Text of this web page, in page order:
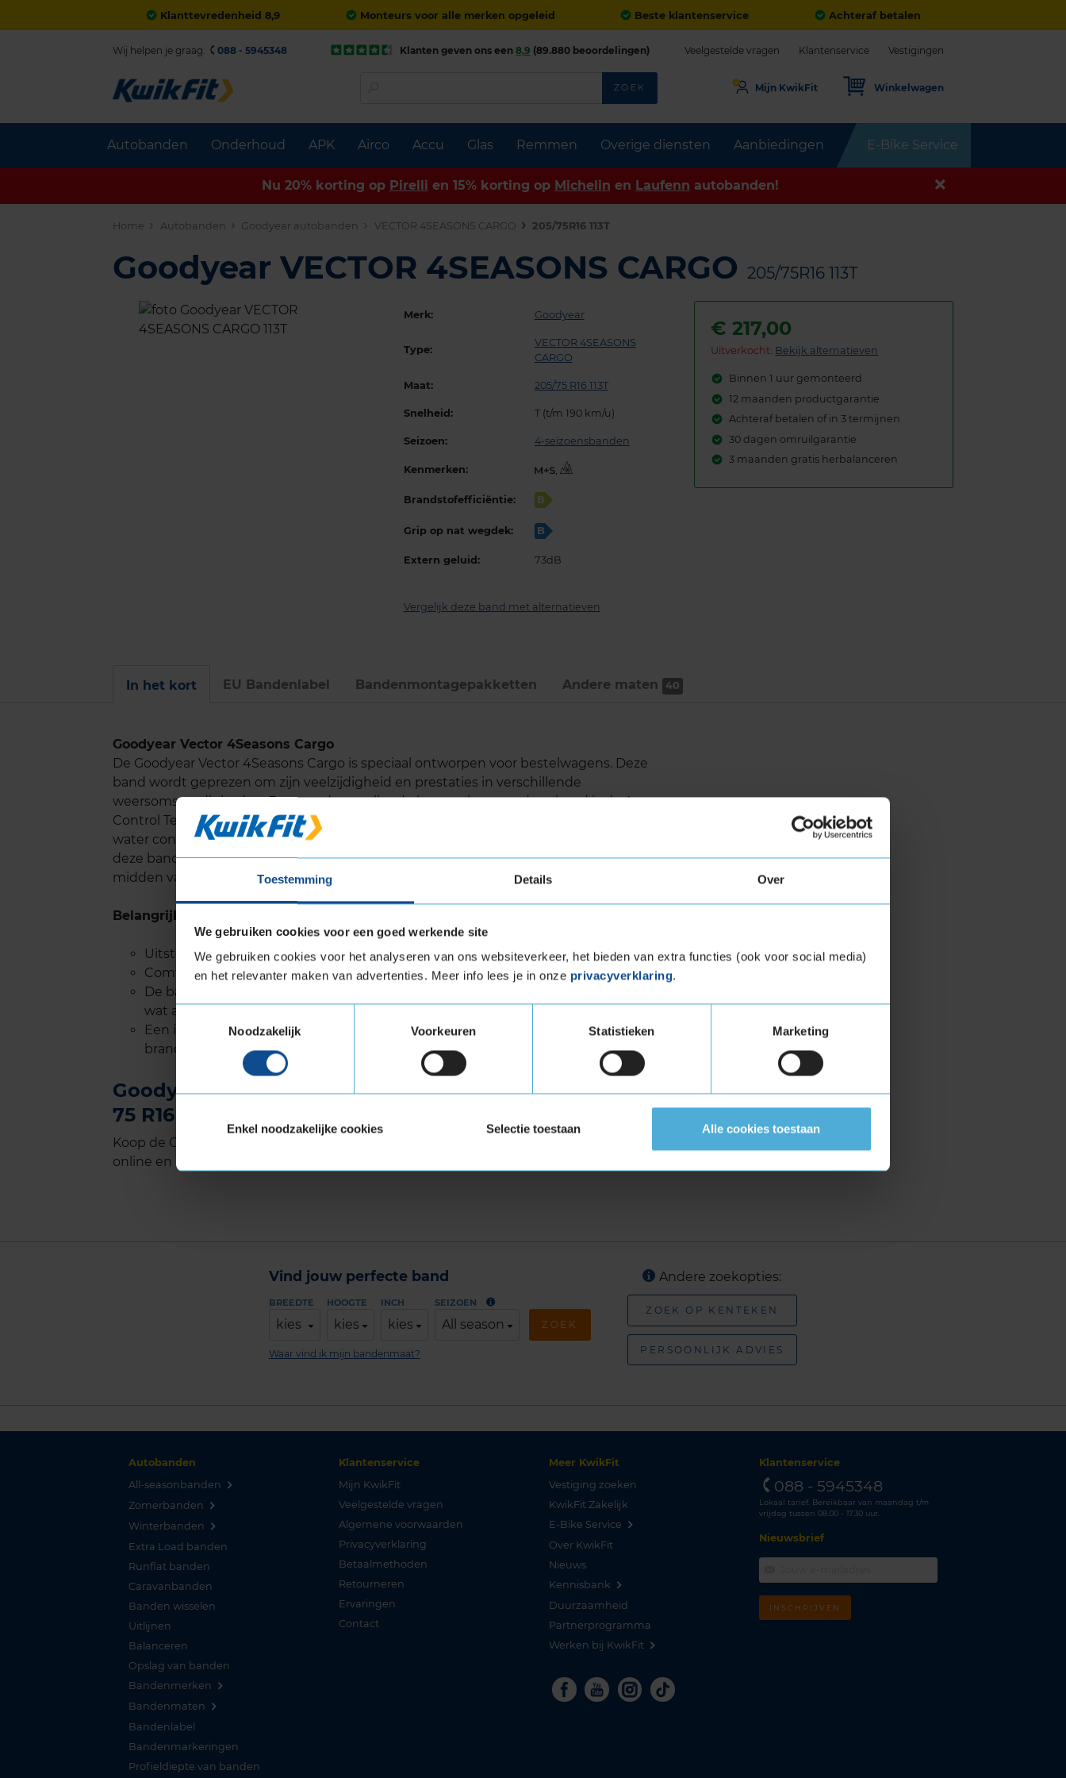
Toestemming Details Over
We gebruiken cookies voor een goed werkende site
We gebruiken cookies voor het analyseren van ons websiteverkeer, het bieden van extra functies (ook voor social media)
en het relevanter maken van advertenties. Meer info lees je in onze privacyverklaring.
Toestemmingsselectie
Noodzakelijk
Voorkeuren Statistieken Marketing
Enkel noodzakelijke cookies Selectie toestaan Alle cookies toestaan
Klanttevredenheid 8,9 Monteurs voor alle merken opgeleid Beste klantenservice Achteraf betalen
Autobanden Onderhoud APK Airco Accu Glas Remmen Overige diensten Aanbiedingen E-Bike Service
Wij helpen je graag. 088 - 5945348 Klanten geven ons een 8,9 (89.880 beoordelingen) Veelgestelde vragen Klantenservice Vestigingen
ZOEK Mijn KwikFit Winkelwagen
Nu 20% korting op Pirelli en 15% korting op Michelin en Laufenn autobanden!
Home Autobanden Goodyear autobanden VECTOR 4SEASONS CARGO 205/75R16 113T
Goodyear VECTOR 4SEASONS CARGO 205/75R16 113T
Merk: Goodyear
Type:
VECTOR 4SEASONS
CARGO
Maat: 205/75 R16 113T
Snelheid: T (t/m 190 km/u)
Seizoen: 4-seizoensbanden
Kenmerken: ,
Brandstofefficiëntie: B
Grip op nat wegdek: B
Extern geluid: 73dB
Vergelijk deze band met alternatieven
€217,00
Uitverkocht: Bekijk alternatieven
Binnen 1 uur gemonteerd
12 maanden productgarantie
Achteraf betalen of in 3 termijnen
30 dagen omruilgarantie
3 maanden gratis herbalanceren
In het kort EU Bandenlabel Bandenmontage­pakketten Andere maten 40
Goodyear Vector 4Seasons Cargo
De Goodyear Vector 4Seasons Cargo is speciaal ontworpen voor bestelwagens. Deze
band wordt geprezen om zijn veelzijdigheid en prestaties in verschillende
weersomstandigheden. Een van de opvallende kenmerken van deze band is de Aqua
Control Technology, die uitzonderlijke prestaties in natte omstandigheden biedt door
water consistent over het contactvlak van de band te verdelen. Daarnaast wordt er in
deze band ook gebruik van Goodyear Snow Grip Technology. De vele lamellen in het
midden van het loopvlak helpen om grip in de sneeuw te verhogen.
Belangrijke eigenschappen
Uitstekende prestaties op zowel droog als nat wegdek.
Comfortabel rijden door Eco Cushion Technology.
De band is voorzien van het 3PMSF (Three Peak Mountain Snowflake) keurmerk,
wat aangeeft dat hij geschikt is voor winterse rijomstandigheden.
Een innovatieve loopvlakconstructie verbetert de rolweerstand en verhoogt de
brandstofefficiëntie.
Goodyear VECTOR 4SEASONS CARGO in de maat 205
75 R16 kopen bij KwikFit
Koop de Goodyear VECTOR 4SEASONS CARGO in de maat 205 75 R16 eenvoudig
online en plan ook gelijk online je montageafspraak in bij jouw KwikFit vestiging.
Vind jouw perfecte band
BREEDTE
kies
HOOGTE
kies
INCH
kies
SEIZOEN
All season ZOEK
Waar vind ik mijn bandenmaat?
Andere zoekopties:
ZOEK OP KENTEKEN
PERSOONLIJK ADVIES
Autobanden
All-seasonbanden
Zomerbanden
Winterbanden
Extra Load banden
Runflat banden
Caravanbanden
Banden wisselen
Uitlijnen
Balanceren
Opslag van banden
Bandenmerken
Bandenmaten
Bandenlabel
Bandenmarkeringen
Profieldiepte van banden
Klantenservice
Mijn KwikFit
Veelgestelde vragen
Algemene voorwaarden
Privacyverklaring
Betaalmethoden
Retourneren
Ervaringen
Contact
Meer KwikFit
Vestiging zoeken
KwikFit Zakelijk
E-Bike Service
Over KwikFit
Nieuws
Kennisbank
Duurzaamheid
Partnerprogramma
Werken bij KwikFit
Facebook
YoutubeInstagram
Tiktok
Klantenservice
088 - 5945348
Lokaal tarief. Bereikbaar van maandag t/m
vrijdag tussen 08.00 - 17.30 uur.
Nieuwsbrief
INSCHRIJVEN